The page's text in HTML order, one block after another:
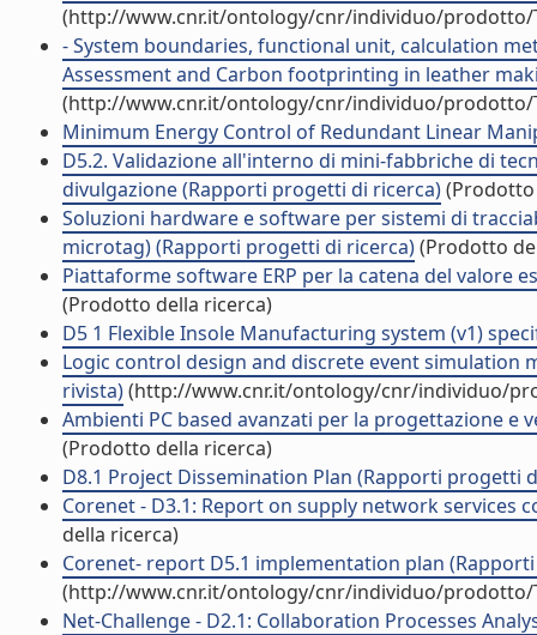
(http://www.cnr.it/ontology/cnr/individuo/prodotto/
- System boundaries, functional unit, calculation
Assessment and Carbon footprinting in leather
(http://www.cnr.it/ontology/cnr/individuo/prodotto/
Minimum Energy Control of Redundant Linear
D5.2. Validazione all'interno di mini-fabbriche di
divulgazione (Rapporti progetti di ricerca)
Soluzioni hardware e software per sistemi di
microtag) (Rapporti progetti di ricerca)(Prodotto
Piattaforme software ERP per la catena del valore
(Prodotto della ricerca)
D5 1 Flexible Insole Manufacturing system (v1)
Logic control design and discrete event
rivista)(http://www.cnr.it/ontology/cnr/individuo/
Ambienti PC based avanzati per la progettazione
(Prodotto della ricerca)
D8.1 Project Dissemination Plan (Rapporti progetti
Corenet - D3.1: Report on supply network
della ricerca)
Corenet- report D5.1 implementation plan
(http://www.cnr.it/ontology/cnr/individuo/prodotto/
Net-Challenge - D2.1: Collaboration Processes